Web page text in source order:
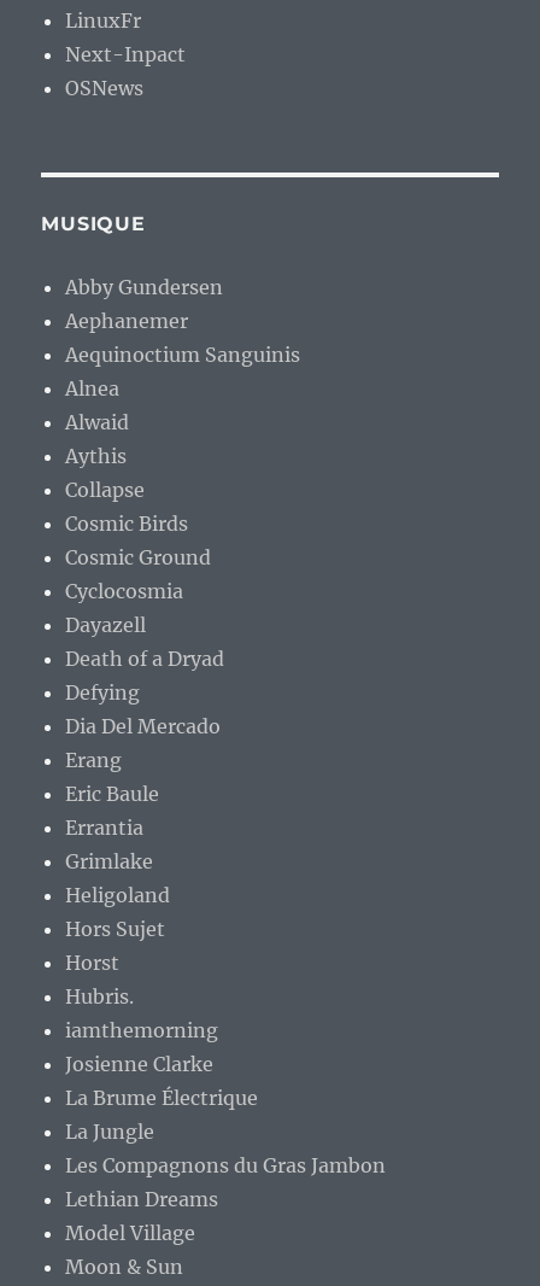
LinuxFr
Next-Inpact
OSNews
MUSIQUE
Abby Gundersen
Aephanemer
Aequinoctium Sanguinis
Alnea
Alwaid
Aythis
Collapse
Cosmic Birds
Cosmic Ground
Cyclocosmia
Dayazell
Death of a Dryad
Defying
Dia Del Mercado
Erang
Eric Baule
Errantia
Grimlake
Heligoland
Hors Sujet
Horst
Hubris.
iamthemorning
Josienne Clarke
La Brume Électrique
La Jungle
Les Compagnons du Gras Jambon
Lethian Dreams
Model Village
Moon & Sun